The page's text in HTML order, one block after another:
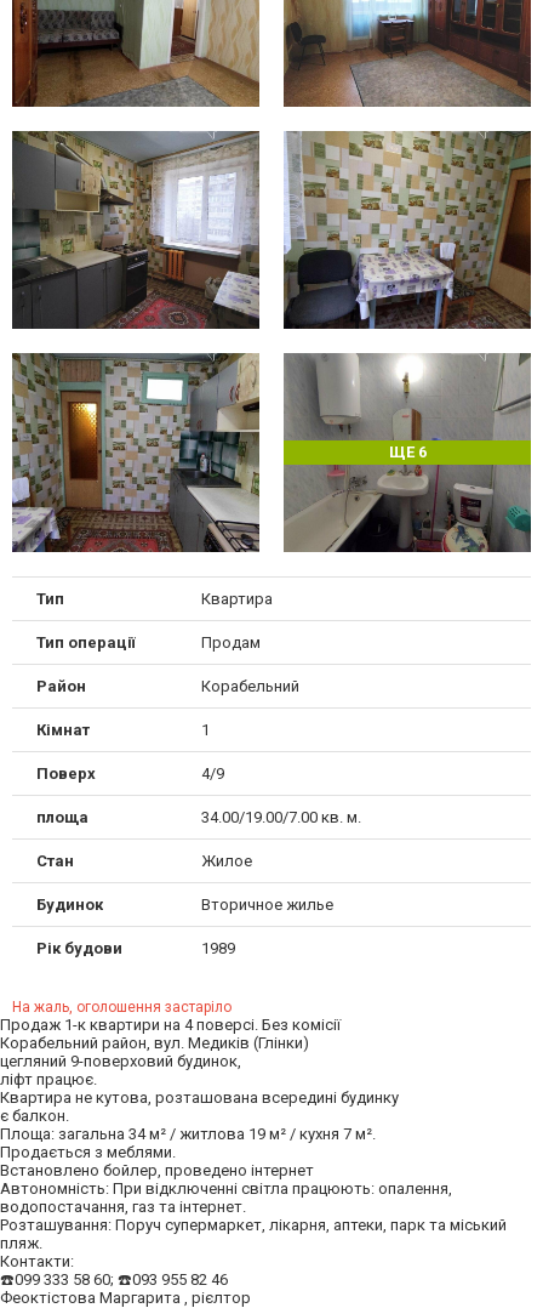
ЩЕ 6
Тип Квартира
Тип операції Продам
Район Корабельний
Кімнат 1
Поверх 4/9
площа 34.00/19.00/7.00 кв. м.
Стан Жилое
Будинок Вторичное жилье
Рік будови 1989
На жаль, оголошення застаріло
Продаж 1-к квартири на 4 поверсі. Без комісії
Корабельний район, вул. Медиків (Глінки)
цегляний 9-поверховий будинок,
ліфт працює.
Квартира не кутова, розташована всередині будинку
є балкон.
Площа: загальна 34 м² / житлова 19 м² / кухня 7 м².
Продається з меблями.
Встановлено бойлер, проведено інтернет
Автономність: При відключенні світла працюють: опалення,
водопостачання, газ та інтернет.
Розташування: Поруч супермаркет, лікарня, аптеки, парк та міський
пляж.
Контакти:
☎️099 333 58 60; ☎️093 955 82 46
Феоктістова Маргарита , рієлтор